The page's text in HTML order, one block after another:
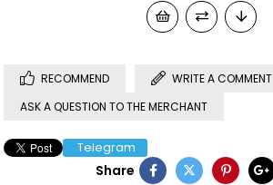
RECOMMEND
WRITE A COMMENT
ASK A QUESTION TO THE MERCHANT
Telegram
Share